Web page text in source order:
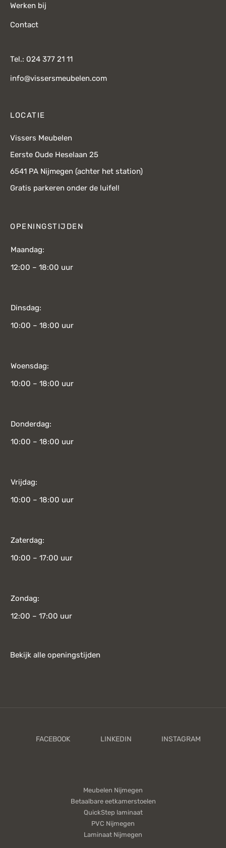
Werken bij
Contact
Tel.: 024 377 21 11
info@vissersmeubelen.com
LOCATIE
Vissers Meubelen
Eerste Oude Heselaan 25
6541 PA Nijmegen (achter het station)
Gratis parkeren onder de luifel!
OPENINGSTIJDEN
Maandag:
12:00 – 18:00 uur
Dinsdag:
10:00 – 18:00 uur
Woensdag:
10:00 – 18:00 uur
Donderdag:
10:00 – 18:00 uur
Vrijdag:
10:00 – 18:00 uur
Zaterdag:
10:00 – 17:00 uur
Zondag:
12:00 – 17:00 uur
Bekijk alle openingstijden
Meubelen Nijmegen
Betaalbare eetkamerstoelen
QuickStep laminaat
PVC Nijmegen
Laminaat Nijmegen